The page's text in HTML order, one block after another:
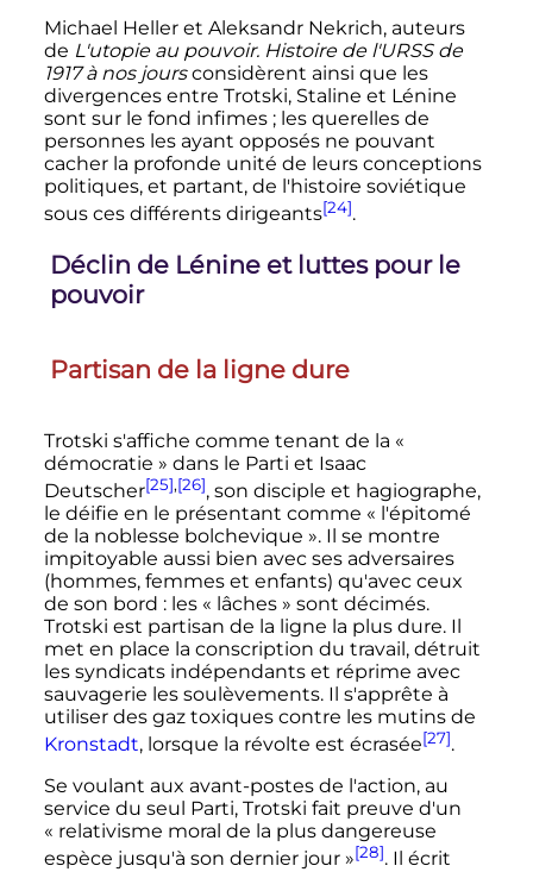
Michael Heller et Aleksandr Nekrich, auteurs
de L'utopie au pouvoir. Histoire de l'URSS de
1917 à nos joursconsidèrent ainsi que les
divergences entre Trotski, Staline et Lénine
sont sur le fond infimes ; les querelles de
personnes les ayant opposés ne pouvant
cacher la profonde unité de leurs conceptions
politiques, et partant, de l'histoire soviétique
sous ces différents dirigeants[24].
Déclin de Lénine et luttes pour le
pouvoir
Partisan de la ligne dure
Trotski s'affiche comme tenant de la «
démocratie » dans le Parti et Isaac
Deutscher[25],[26], son disciple et hagiographe,
le déifie en le présentant comme « l'épitomé
de la noblesse bolchevique ». Il se montre
impitoyable aussi bien avec ses adversaires
(hommes, femmes et enfants) qu'avec ceux
de son bord : les « lâches » sont décimés.
Trotski est partisan de la ligne la plus dure. Il
met en place la conscription du travail, détruit
les syndicats indépendants et réprime avec
sauvagerie les soulèvements. Il s'apprête à
utiliser des gaz toxiques contre les mutins de
Kronstadt, lorsque la révolte est écrasée[27].
Se voulant aux avant-postes de l'action, au
service du seul Parti, Trotski fait preuve d'un
« relativisme moral de la plus dangereuse
espèce jusqu'à son dernier jour »[28]. Il écrit